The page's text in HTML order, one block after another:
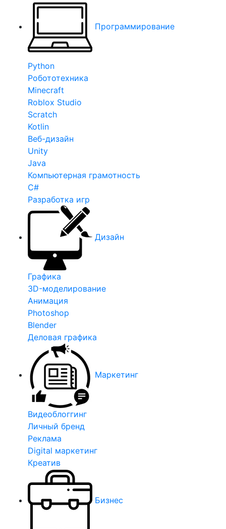
Программирование
Python
Робототехника
Minecraft
Roblox Studio
Scratch
Kotlin
Веб-дизайн
Unity
Java
Компьютерная грамотность
C#
Разработка игр
Дизайн
Графика
3D-моделирование
Анимация
Photoshop
Blender
Деловая графика
Маркетинг
Видеоблоггинг
Личный бренд
Реклама
Digital маркетинг
Креатив
Бизнес